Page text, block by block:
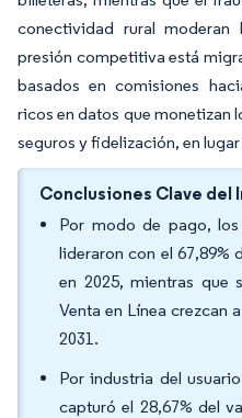
conectividad rural
presión competitiva está
basados en comisiones
ricos en datos que monetizan
seguros y fidelización, en
Conclusiones Clave del
Por modo de pago,
lideraron con el 67,89%
en 2025, mientras que
Venta en Línea crezcan
2031.
Por industria del
capturó el 28,67% del